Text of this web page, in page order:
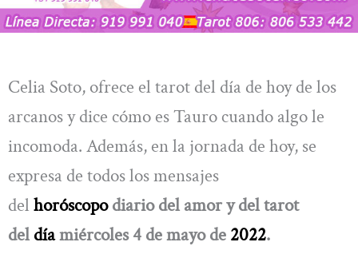
Celia Soto, ofrece el tarot del día de hoy de los
arcanos y dice cómo es Tauro cuando algo le
incomoda. Además, en la jornada de hoy, se
expresa de todos los mensajes
del horóscopodiario del amor y del tarot
del díamiércoles 4 de mayo de 2022.